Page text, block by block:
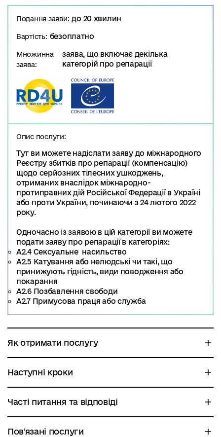
Подання заяви: до 20 хвилин
Вартість: безоплатно
Множинна
заява:
заява, що включає декілька
категорій про репарації
Опис послуги:
Тут ви можете надіслати заяву до міжнародного
Реєстру збитків про репарації (компенсацію)
щодо серйозних тілесних ушкоджень,
отриманих внаслідок міжнародно-
протиправних дій Російської Федерації в Україні
або проти України, починаючи з 24 лютого 2022
року.
Одночасно із заявою в цій категорії ви можете
подати заяву про репарації в категоріях:
А2.4 Сексуальне насильство
А2.5 Катування або нелюдські чи такі, що
принижують гідність, види поводження або
покарання
А2.6 Позбавлення свободи
А2.7 Примусова праця або служба
Як отримати послугу
Наступні кроки
Часті питання та відповіді
Повʼязані послуги